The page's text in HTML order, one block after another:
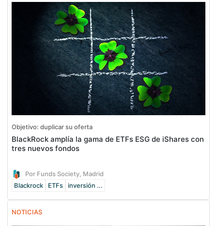
Objetivo: duplicar su oferta
BlackRock amplía la gama de ETFs ESG de iShares con
tres nuevos fondos
Por Funds Society, Madrid
Blackrock
ETFs inversión ...
NOTICIAS